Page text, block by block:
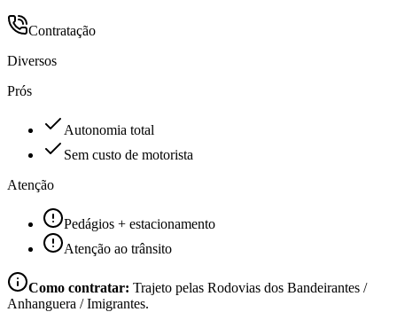
Contratação
Diversos
Prós
Autonomia total
Sem custo de motorista
Atenção
Pedágios + estacionamento
Atenção ao trânsito
Como contratar: Trajeto pelas Rodovias dos Bandeirantes /
Anhanguera / Imigrantes.